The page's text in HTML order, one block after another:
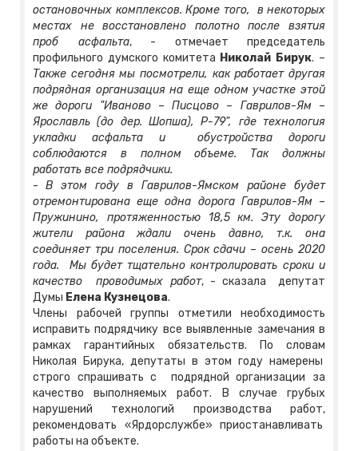
остановочных комплексов. Кроме того, в некоторых
местах не восстановлено полотно после взятия
проб асфальта, - отмечает председатель
профильного думского комитета Николай Бирук. –
Также сегодня мы посмотрели, как работает другая
подрядная организация на еще одном участке этой
же дороги "Иваново – Писцово – Гаврилов-Ям –
Ярославль (до дер. Шопша), Р-79", где технология
укладки асфальта и обустройства дороги
соблюдаются в полном объеме. Так должны
работать все подрядчики.
- В этом году в Гаврилов-Ямском районе будет
отремонтирована еще одна дорога Гаврилов-Ям –
Пружинино, протяженностью 18,5 км. Эту дорогу
жители района ждали очень давно, т.к. она
соединяет три поселения. Срок сдачи – осень 2020
года. Мы будет тщательно контролировать сроки и
качество проводимых работ, - сказала депутат
Думы Елена Кузнецова.
Члены рабочей группы отметили необходимость
исправить подрядчику все выявленные замечания в
рамках гарантийных обязательств. По словам
Николая Бирука, депутаты в этом году намерены
строго спрашивать с подрядной организации за
качество выполняемых работ. В случае грубых
нарушений технологий производства работ,
рекомендовать «Ярдорслужбе» приостанавливать
работы на объекте.